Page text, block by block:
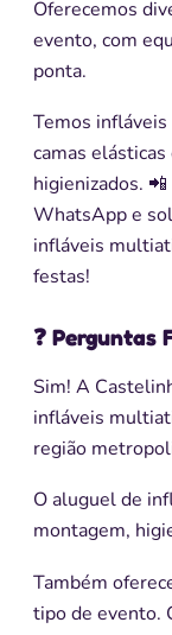
Oferecemos
evento, com
ponta.
Temos
camas
higienizados.
WhatsApp e
infláveis
festas!
❓ Perguntas
Sim! A
infláveis
região
O aluguel de
montagem,
Também
tipo de evento.